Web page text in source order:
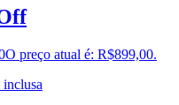
O preço atual é: R$899,00.